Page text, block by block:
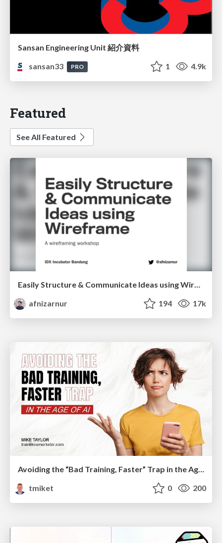
Sansan Engineering Unit 紹介資料
sansan33
PRO 1 4.9k
Featured
See All Featured
Easily Structure & Communicate Ideas using Wireframe
afnizarnur
194 17k
Avoiding the “Bad Training, Faster” Trap in the Age of AI
tmiket
0 200